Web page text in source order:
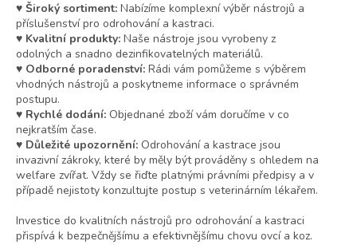
♥ Široký sortiment: Nabízíme komplexní výběr nástrojů a
příslušenství pro odrohování a kastraci.
♥ Kvalitní produkty: Naše nástroje jsou vyrobeny z
odolných a snadno dezinfikovatelných materiálů.
♥ Odborné poradenství: Rádi vám pomůžeme s výběrem
vhodných nástrojů a poskytneme informace o správném
postupu.
♥ Rychlé dodání: Objednané zboží vám doručíme v co
nejkratším čase.
♥ Důležité upozornění: Odrohování a kastrace jsou
invazivní zákroky, které by měly být prováděny s ohledem na
welfare zvířat. Vždy se řiďte platnými právními předpisy a v
případě nejistoty konzultujte postup s veterinárním lékařem.
Investice do kvalitních nástrojů pro odrohování a kastraci
přispívá k bezpečnějšímu a efektivnějšímu chovu ovcí a koz.